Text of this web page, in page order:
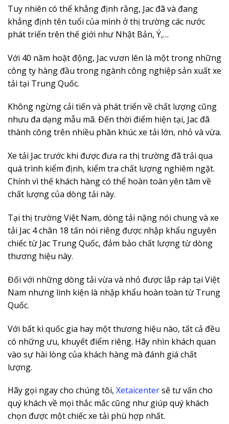
Tuy nhiên có thể khẳng định rằng, Jac đã và đang
khẳng định tên tuổi của mình ở thị trường các nước
phát triển trên thế giới như Nhật Bản, Ý,…
Với 40 năm hoặt động, Jac vươn lên là một trong những
công ty hàng đầu trong ngành công nghiệp sản xuất xe
tải tại Trung Quốc.
Không ngừng cải tiến và phát triển về chất lượng cũng
nhưu đa dạng mẫu mã. Đến thời điểm hiện tại, Jac đã
thành công trên nhiều phân khúc xe tải lớn, nhỏ và vừa.
Xe tải Jac trước khi được đưa ra thị trường đã trải qua
quá trình kiểm định, kiểm tra chất lượng nghiêm ngặt.
Chính vì thế khách hàng có thể hoàn toàn yên tâm về
chất lượng của dòng tải này.
Tại thị trường Việt Nam, dòng tải nặng nói chung và xe
tải Jac 4 chân 18 tấn nói riêng được nhập khẩu nguyên
chiếc từ Jac Trung Quốc, đảm bảo chất lượng từ dòng
thương hiệu này.
Đối với những dòng tải vừa và nhỏ được lắp ráp tại Việt
Nam nhưng linh kiện là nhập khẩu hoàn toàn từ Trung
Quốc.
Với bất kì quốc gia hay một thương hiệu nào, tất cả đều
có những ưu, khuyết điểm riêng. Hãy nhìn khách quan
vào sự hài lòng của khách hàng mà đánh giá chất
lượng.
Hãy gọi ngay cho chúng tôi, Xetaicentersẽ tư vấn cho
quý khách về mọi thắc mắc cũng như giúp quý khách
chọn được một chiếc xe tải phù hợp nhất.